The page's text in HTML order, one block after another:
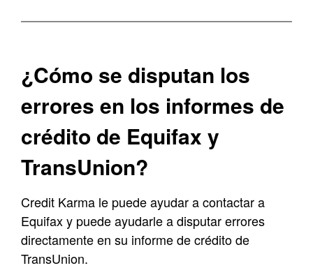
¿Cómo se disputan los
errores en los informes de
crédito de Equifax y
TransUnion?
Credit Karma le puede ayudar a contactar a
Equifax y puede ayudarle a disputar errores
directamente en su informe de crédito de
TransUnion.